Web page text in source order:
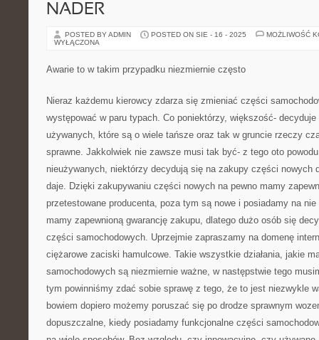
NADER
POSTED BY ADMIN POSTED ON SIE - 16 - 2025
MOŻLIWOŚĆ
WYŁĄCZONA
Awarie to w takim przypadku niezmiernie często
Nieraz każdemu kierowcy zdarza się zmieniać części
występować w paru typach. Co poniektórzy, większość-
używanych, które są o wiele tańsze oraz tak w gruncie rzeczy
sprawne. Jakkolwiek nie zawsze musi tak być- z tego oto
nieużywanych, niektórzy decydują się na zakupy części nowych
daje. Dzięki zakupywaniu części nowych na pewno mamy
przetestowane producenta, poza tym są nowe i posiadamy na
mamy zapewnioną gwarancję zakupu, dlatego dużo osób się
części samochodowych. Uprzejmie zapraszamy na domenę
ciężarowe zaciski hamulcowe. Takie wszystkie działania, jakie
samochodowych są niezmiernie ważne, w następstwie tego
tym powinniśmy zdać sobie sprawę z tego, że to jest niezwykle
bowiem dopiero możemy poruszać się po drodze sprawnym
dopuszczalne, kiedy posiadamy funkcjonalne części